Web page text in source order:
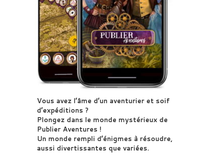
Vous avez l’âme d’un aventurier et soif
d’expéditions ?
Plongez dans le monde mystérieux de
Publier Aventures !
Un monde rempli d’énigmes à résoudre,
aussi divertissantes que variées.